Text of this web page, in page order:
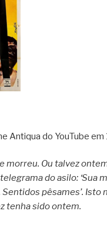
of 5.0 stars
Antiqua do YouTube em
morreu. Ou talvez
do asilo: ‘Sua
pêsames’. Isto
tenha sido ontem.